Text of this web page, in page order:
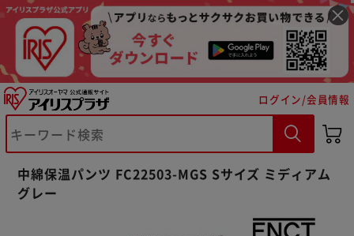
ログイン/会員情報
中綿保温パンツ FC22503-MGS Sサイズ ミディアム
グレー
※ご確認ください